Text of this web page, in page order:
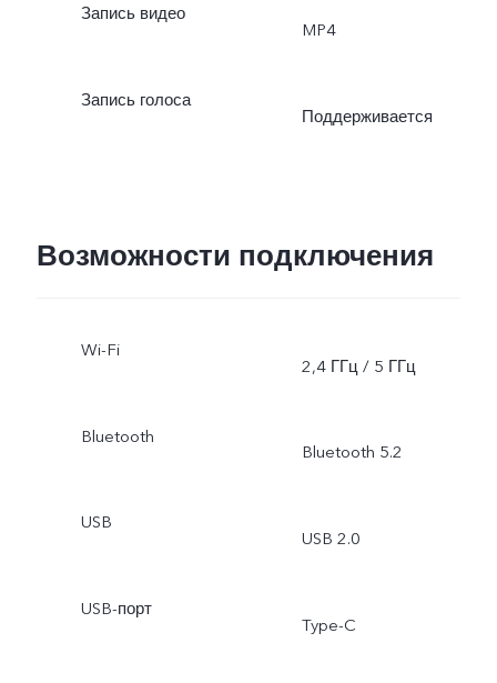
Запись видео
MP4
Запись голоса
Поддерживается
Возможности подключения
Wi-Fi
2,4 ГГц / 5 ГГц
Bluetooth
Bluetooth 5.2
USB
USB 2.0
USB-порт
Type-C